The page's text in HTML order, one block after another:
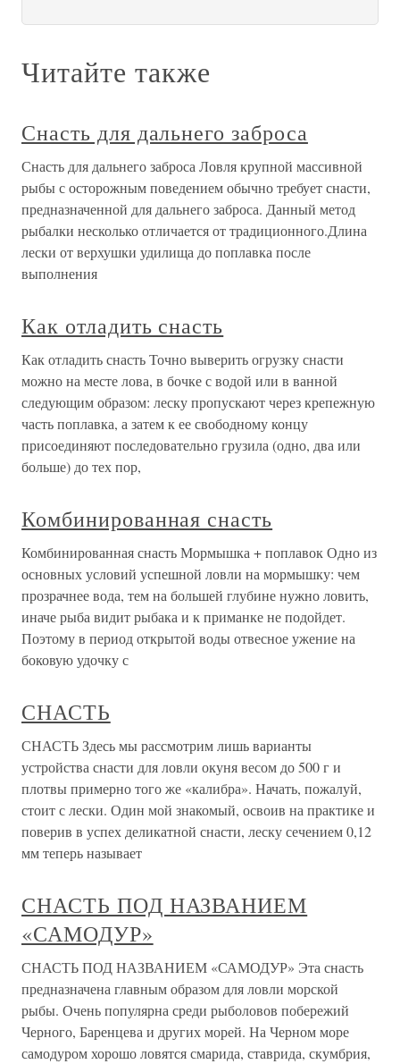
Читайте также
Снасть для дальнего заброса
Снасть для дальнего заброса Ловля крупной массивной
рыбы с осторожным поведением обычно требует снасти,
предназначенной для дальнего заброса. Данный метод
рыбалки несколько отличается от традиционного.Длина
лески от верхушки удилища до поплавка после
выполнения
Как отладить снасть
Как отладить снасть Точно выверить огрузку снасти
можно на месте лова, в бочке с водой или в ванной
следующим образом: леску пропускают через крепежную
часть поплавка, а затем к ее свободному концу
присоединяют последовательно грузила (одно, два или
больше) до тех пор,
Комбинированная снасть
Комбинированная снасть Мормышка + поплавок Одно из
основных условий успешной ловли на мормышку: чем
прозрачнее вода, тем на большей глубине нужно ловить,
иначе рыба видит рыбака и к приманке не подойдет.
Поэтому в период открытой воды отвесное ужение на
боковую удочку с
СНАСТЬ
СНАСТЬ Здесь мы рассмотрим лишь варианты
устройства снасти для ловли окуня весом до 500 г и
плотвы примерно того же «калибра». Начать, пожалуй,
стоит с лески. Один мой знакомый, освоив на практике и
поверив в успех деликатной снасти, леску сечением 0,12
мм теперь называет
СНАСТЬ ПОД НАЗВАНИЕМ
«САМОДУР»
СНАСТЬ ПОД НАЗВАНИЕМ «САМОДУР» Эта снасть
предназначена главным образом для ловли морской
рыбы. Очень популярна среди рыболовов побережий
Черного, Баренцева и других морей. На Черном море
самодуром хорошо ловятся смарида, ставрида, скумбрия,